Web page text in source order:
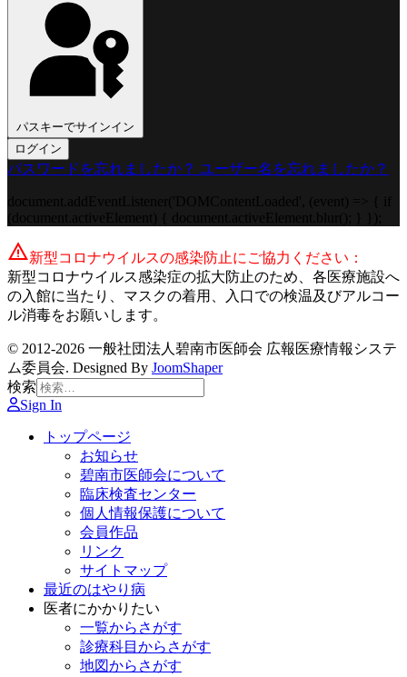
パスキーでサインイン
ログイン
パスワードを忘れましたか？ ユーザー名を忘れましたか？
warning新型コロナウイルスの感染防止にご協力ください：
新型コロナウイルス感染症の拡大防止のため、各医療施設へ
の入館に当たり、マスクの着用、入口での検温及びアルコー
ル消毒をお願いします。
© 2012-2026 一般社団法人碧南市医師会 広報医療情報システ
ム委員会. Designed By JoomShaper
検索
Sign In
トップページ
お知らせ
碧南市医師会について
臨床検査センター
個人情報保護について
会員作品
リンク
サイトマップ
最近のはやり病
医者にかかりたい
一覧からさがす
診療科目からさがす
地図からさがす